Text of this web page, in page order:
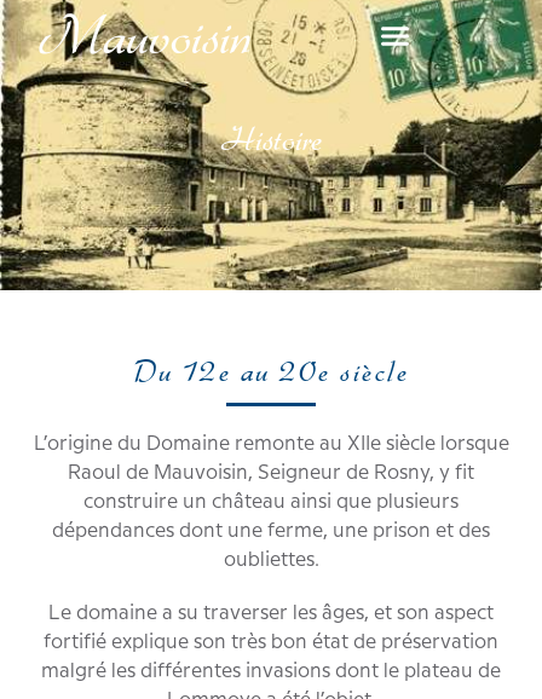
Aller
au
contenu
Histoire
Du 12e au 20e siècle
L’origine du Domaine remonte au XIIe siècle lorsque
Raoul de Mauvoisin, Seigneur de Rosny, y fit
construire un château ainsi que plusieurs
dépendances dont une ferme, une prison et des
oubliettes.
Le domaine a su traverser les âges, et son aspect
fortifié explique son très bon état de préservation
malgré les différentes invasions dont le plateau de